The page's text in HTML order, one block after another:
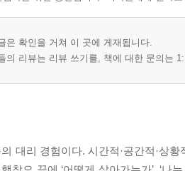
은 확인을 거쳐 이 곳에 게재됩니다.
의 리뷰는 리뷰 쓰기를, 책에 대한 문의는
대리 경험이다. 시간적·공간적·상